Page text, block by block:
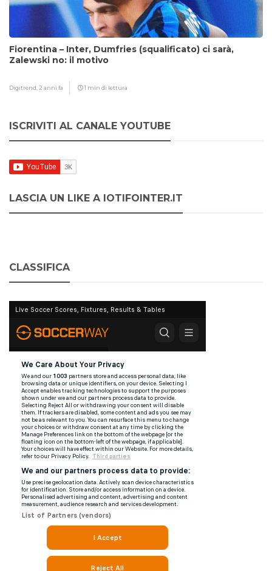
Fiorentina – Inter, Dumfries (squalificato) ci sarà,
Zalewski no: il motivo
Digitrend, 2 anni fa 1 min di lettura
ISCRIVITI AL CANALE YOUTUBE
LASCIA UN LIKE A IOTIFOINTER.IT
CLASSIFICA